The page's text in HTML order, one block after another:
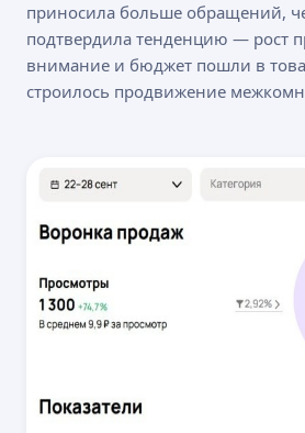
приносила больше обращений,
подтвердила тенденцию — рост
внимание и бюджет пошли в
строилось продвижение